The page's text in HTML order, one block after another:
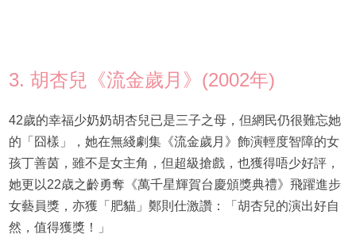
3. 胡杏兒《流金歲月》(2002年)
42歲的幸福少奶奶胡杏兒已是三子之母，但網民仍很難忘她
的「囧樣」，她在無綫劇集《流金歲月》飾演輕度智障的女
孩丁善茵，雖不是女主角，但超級搶戲，也獲得唔少好評，
她更以22歳之齡勇奪《萬千星輝賀台慶頒獎典禮》飛躍進步
女藝員獎，亦獲「肥貓」鄭則仕激讚：「胡杏兒的演出好自
然，值得獲獎！」